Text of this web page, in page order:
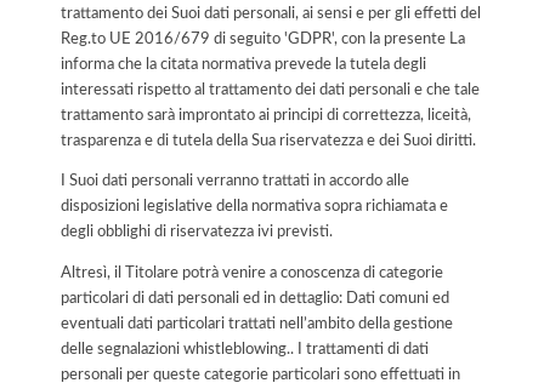
trattamento dei Suoi dati personali, ai sensi e per gli effetti del
Reg.to UE 2016/679 di seguito 'GDPR', con la presente La
informa che la citata normativa prevede la tutela degli
interessati rispetto al trattamento dei dati personali e che tale
trattamento sarà improntato ai principi di correttezza, liceità,
trasparenza e di tutela della Sua riservatezza e dei Suoi diritti.
I Suoi dati personali verranno trattati in accordo alle
disposizioni legislative della normativa sopra richiamata e
degli obblighi di riservatezza ivi previsti.
Altresì, il Titolare potrà venire a conoscenza di categorie
particolari di dati personali ed in dettaglio: Dati comuni ed
eventuali dati particolari trattati nell’ambito della gestione
delle segnalazioni whistleblowing.. I trattamenti di dati
personali per queste categorie particolari sono effettuati in